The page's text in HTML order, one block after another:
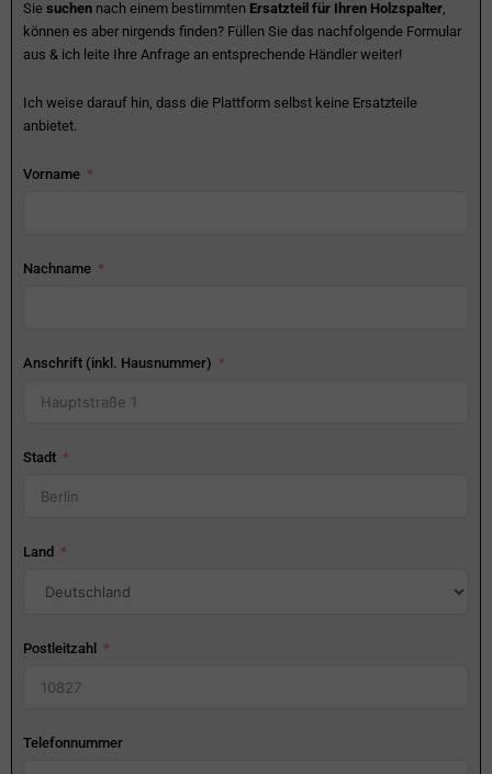
Sie suchen nach einem bestimmten Ersatzteil für Ihren Holzspalter,
können es aber nirgends finden? Füllen Sie das nachfolgende Formular
aus & ich leite Ihre Anfrage an entsprechende Händler weiter!
Ich weise darauf hin, dass die Plattform selbst keine Ersatzteile
anbietet.
Vorname
Nachname
Anschrift (inkl. Hausnummer)
Stadt
Land
Postleitzahl
Telefonnummer